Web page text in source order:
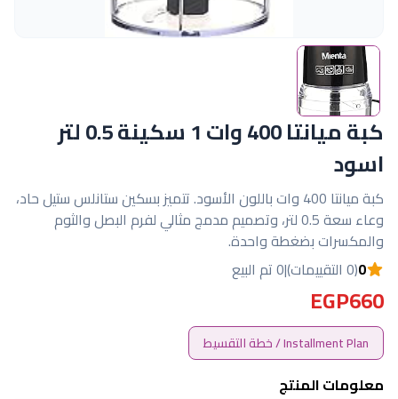
كبة ميانتا 400 وات 1 سكينة 0.5 لتر
اسود
كبة ميانتا 400 وات باللون الأسود. تتميز بسكين ستانلس ستيل حاد،
وعاء سعة 0.5 لتر، وتصميم مدمج مثالي لفرم البصل والثوم
والمكسرات بضغطة واحدة.
0(0 التقييمات) |0 تم البيع
EGP660
Installment Plan / خطة التقسيط
معلومات المنتج